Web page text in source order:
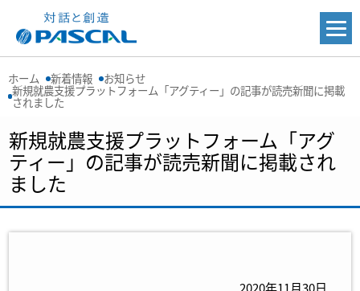
ホーム 新着情報 お知らせ
新規就農支援プラットフォーム「アグティー」の記事が読売新聞に掲載
されました
新規就農支援プラットフォーム「アグ
ティー」の記事が読売新聞に掲載され
ました
2020年11月30日